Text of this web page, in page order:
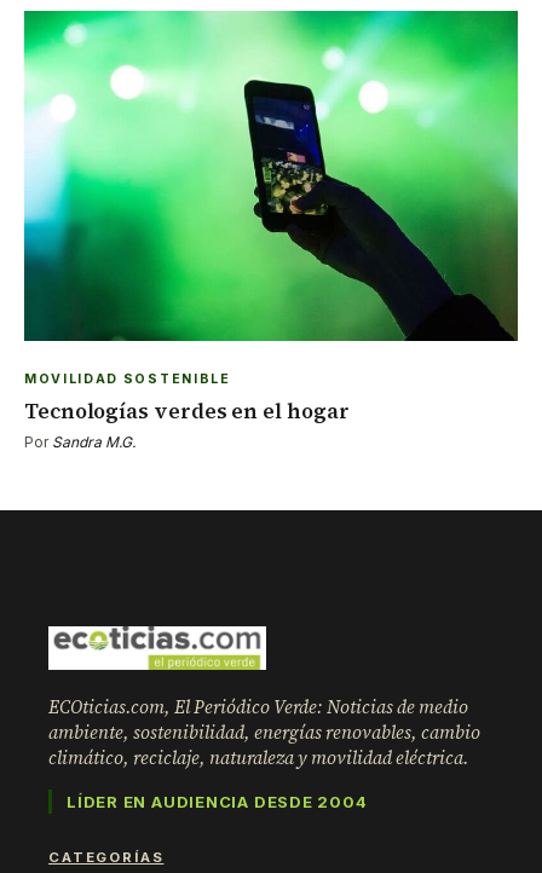
MOVILIDAD SOSTENIBLE
Tecnologías verdes en el hogar
Por Sandra M.G.
ECOticias.com, El Periódico Verde: Noticias de medio
ambiente, sostenibilidad, energías renovables, cambio
climático, reciclaje, naturaleza y movilidad eléctrica.
LÍDER EN AUDIENCIA DESDE 2004
CATEGORÍAS